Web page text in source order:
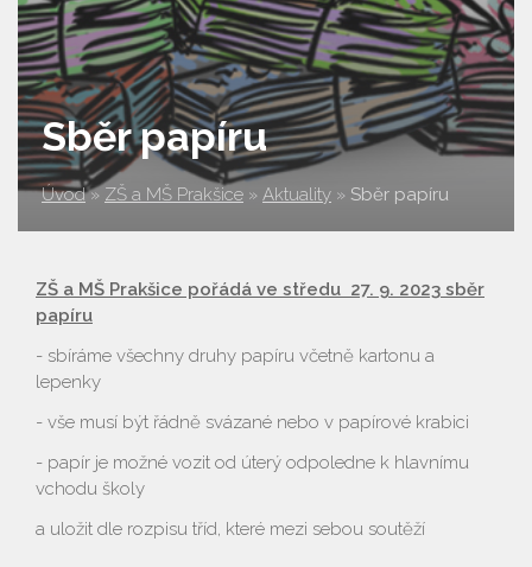
Sběr papíru
Úvod » ZŠ a MŠ Prakšice » Aktuality » Sběr papíru
ZŠ a MŠ Prakšice pořádá ve středu 27. 9. 2023 sběr
papíru
- sbíráme všechny druhy papíru včetně kartonu a
lepenky
- vše musí být řádně svázané nebo v papírové krabici
- papír je možné vozit od úterý odpoledne k hlavnímu
vchodu školy
a uložit dle rozpisu tříd, které mezi sebou soutěží